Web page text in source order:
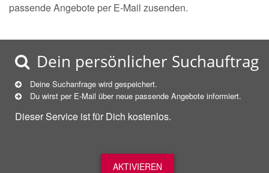
passende Angebote per E-Mail zusenden.
Dein persönlicher Suchauftrag
Deine Suchanfrage wird gespeichert.
Du wirst per E-Mail über neue passende Angebote informiert.
Dieser Service ist für Dich kostenlos.
AKTIVIEREN